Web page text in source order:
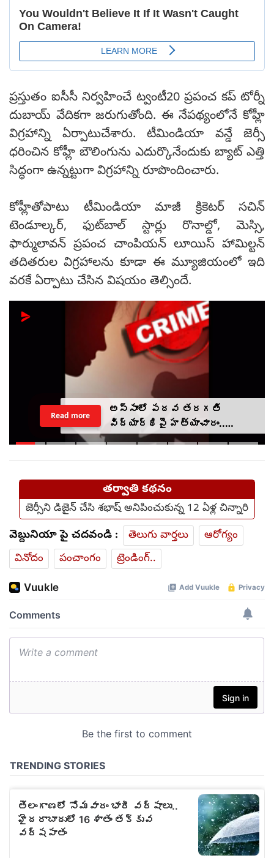
ప్రస్తుతం ఐసీసీ నిర్వహించే ట్వంటీ20 ప్రపంచ కప్ టోర్నీ
దుబాయ్ వేదికగా జరుగుతోంది. ఈ నేపథ్యంలోనే కోహ్లీ
విగ్రహాన్ని ఏర్పాటుచేశారు. టీమిండియా వన్డే జెర్సీ
ధరించిన కోహ్లీ బౌలింగును ఎదుర్కొనేందుకు బ్యాట్ ఎత్తి
సిద్ధంగా ఉన్నట్టుగా విగ్రహాన్ని రూపొందించారు.
కోహ్లీతోపాటు టీమిండియా మాజీ క్రికెటర్ సచిన్
టెండూల్కర్, ఫుట్‌బాల్ స్టార్లు రొనాల్డో, మెస్సి,
ఫార్ములావన్ ప్రపంచ చాంపియన్ లూయిస్ హామిల్టన్
తదితరుల విగ్రహాలను కూడా ఈ మ్యూజియంలో ఇది
వరకే ఏర్పాటు చేసిన విషయం తెల్సిందే.
అస్సాంలో పదవ తరగతి
విద్యార్థిపై హత్యాచారం..
ఫంక్షన్‌కు వెళ్లిన తల్లి..
Read more
తర్వాతి కథనం
జెర్సీని డిజైన్ చేసి శభాష్ అనిపించుకున్న 12 ఏళ్ల చిన్నారి
వెబ్దునియా పై చదవండి : తెలుగు వార్తలు
ఆరోగ్యం
వినోదం
పంచాంగం ట్రెండింగ్..